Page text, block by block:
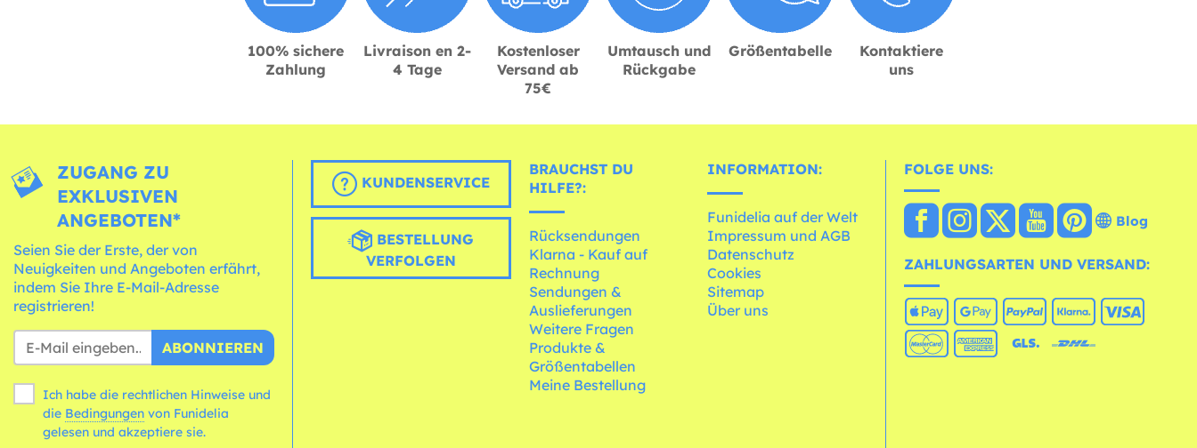
100% sichere
Zahlung
Livraison en 2-
4 Tage
Kostenloser
Versand ab
75€
Umtausch und
Rückgabe
Größentabelle
Kontaktiere
uns
ZUGANG ZU
EXKLUSIVEN
ANGEBOTEN*
Seien Sie der Erste, der von
Neuigkeiten und Angeboten erfährt,
indem Sie Ihre E-Mail-Adresse
registrieren!
ABONNIEREN
Ich habe die rechtlichen Hinweise und
die Bedingungen
gelesen und akzeptiere sie.
KUNDENSERVICE
BESTELLUNG
VERFOLGEN
BRAUCHST DU
HILFE?:
Rücksendungen
Klarna - Kauf auf
Rechnung
Sendungen &
Auslieferungen
Weitere Fragen
Produkte &
Größentabellen
Meine Bestellung
INFORMATION:
Funidelia auf der Welt
Impressum und AGB
Datenschutz
Cookies
Sitemap
Über uns
FOLGE UNS:
Blog
ZAHLUNGSARTEN UND VERSAND: